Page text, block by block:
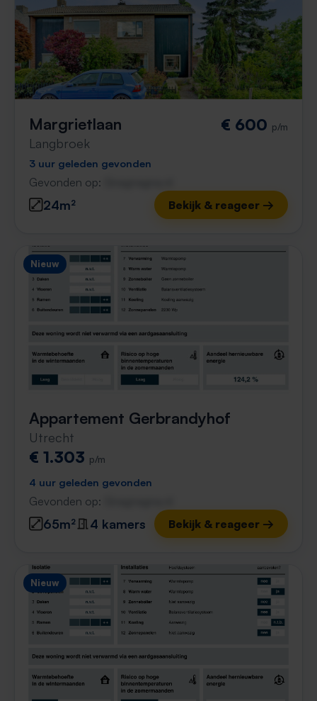
Margrietlaan
Langbroek
€ 600 p/m
3 uur geleden gevonden
Gevonden op:
24m² Bekijk & reageer →
Nieuw
Appartement Gerbrandyhof
Utrecht
€ 1.303 p/m
4 uur geleden gevonden
Gevonden op:
65m² 4 kamers Bekijk & reageer →
Nieuw